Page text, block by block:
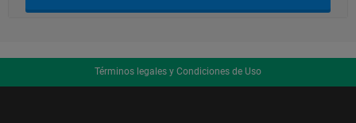
Términos legales y Condiciones de Uso